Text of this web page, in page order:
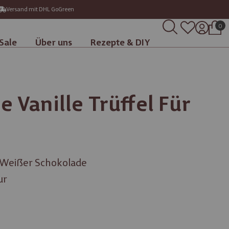
Versand mit DHL GoGreen
Sale Über uns Rezepte & DIY
0
Vanille Trüffel Für
Schokolade